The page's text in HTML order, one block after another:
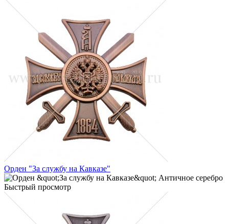
Орден "За службу на Кавказе"
Быстрый просмотр